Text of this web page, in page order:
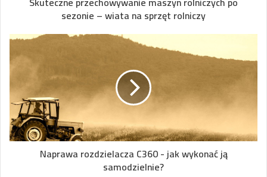
sezonie – wiata na sprzęt rolniczy
Naprawa rozdzielacza C360 - jak wykonać ją
samodzielnie?